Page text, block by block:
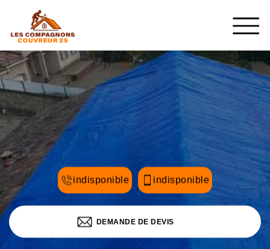
indisponible indisponible
DEMANDE DE DEVIS